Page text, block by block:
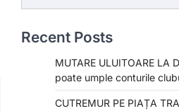
Recent Posts
MUTARE ULUITOARE LA
poate umple conturile
CUTREMUR PE PIAȚA